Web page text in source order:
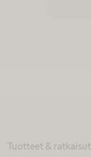
Tuotteet & ratkaisut